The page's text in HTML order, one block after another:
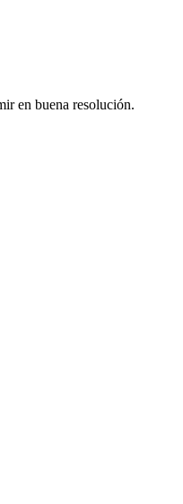
en buena resolución.